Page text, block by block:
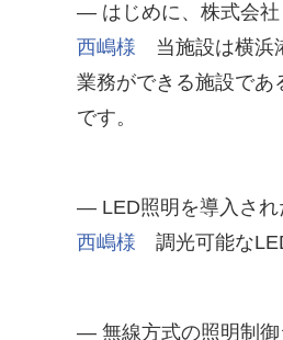
― はじめに、株式会社
西嶋様 当施設は横浜
業務ができる施設であ
です。
― LED照明を導入され
西嶋様 調光可能な
― 無線方式の照明制御